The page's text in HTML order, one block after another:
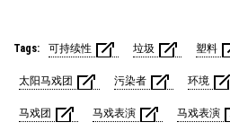
Tags: 可持续性 垃圾 塑料
太阳马戏团 污染者 环境
马戏团 马戏表演 马戏表演